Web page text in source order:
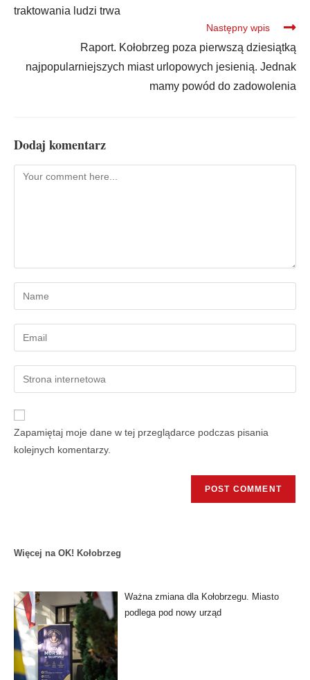
traktowania ludzi trwa
Następny wpis
Raport. Kołobrzeg poza pierwszą dziesiątką
najpopularniejszych miast urlopowych jesienią. Jednak
mamy powód do zadowolenia
Dodaj komentarz
Zapamiętaj moje dane w tej przeglądarce podczas pisania
kolejnych komentarzy.
Więcej na OK! Kołobrzeg
Ważna zmiana dla Kołobrzegu. Miasto
podlega pod nowy urząd